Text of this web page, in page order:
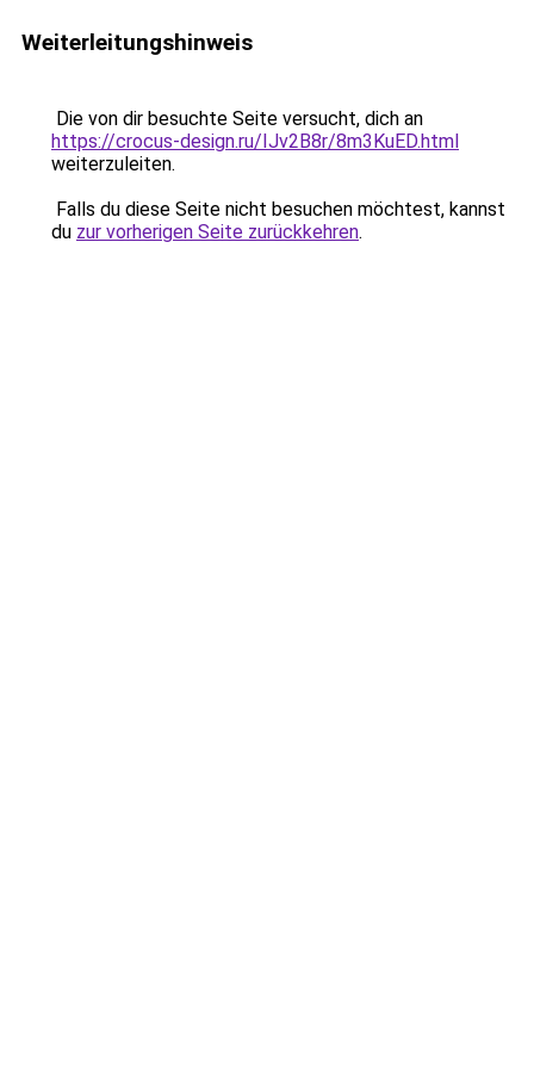
Weiterleitungshinweis
Die von dir besuchte Seite versucht, dich an
https://crocus-design.ru/IJv2B8r/8m3KuED.html
weiterzuleiten.
Falls du diese Seite nicht besuchen möchtest, kannst
du zur vorherigen Seite zurückkehren.